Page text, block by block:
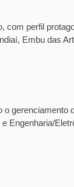
com perfil
Embu das
o gerenciamento
Engenharia/